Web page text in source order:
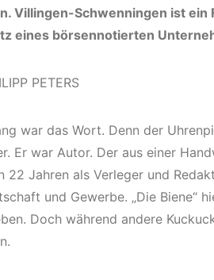
Villingen-Schwenningen ist
eines börsennotierten
PETERS
war das Wort. Denn der
Er war Autor. Der aus einer
22 Jahren als Verleger und
und Gewerbe. „Die Biene“
Doch während andere